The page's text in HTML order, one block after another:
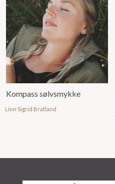
Kompass sølvsmykke
Linn Sigrid Bratland